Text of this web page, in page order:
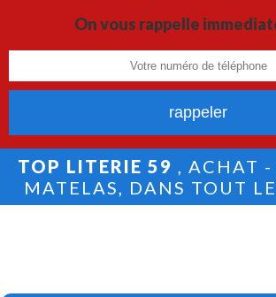
On vous rappelle
TOP LITERIE 59 , ACHAT -
MATELAS, DANS TOUT